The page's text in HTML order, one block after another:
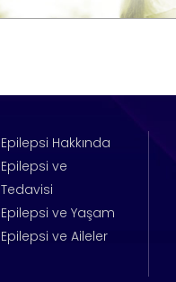
Epilepsi Hakkında
Epilepsi ve
Tedavisi
Epilepsi ve Yaşam
Epilepsi ve Aileler